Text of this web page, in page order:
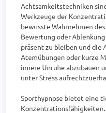
Achtsamkeitstechniken
Werkzeuge der
bewusste Wahrnehmen
Bewertung oder
präsent zu bleiben und die
Atemübungen oder kurze
innere Unruhe abzubauen
unter Stress
Sporthypnose bietet eine